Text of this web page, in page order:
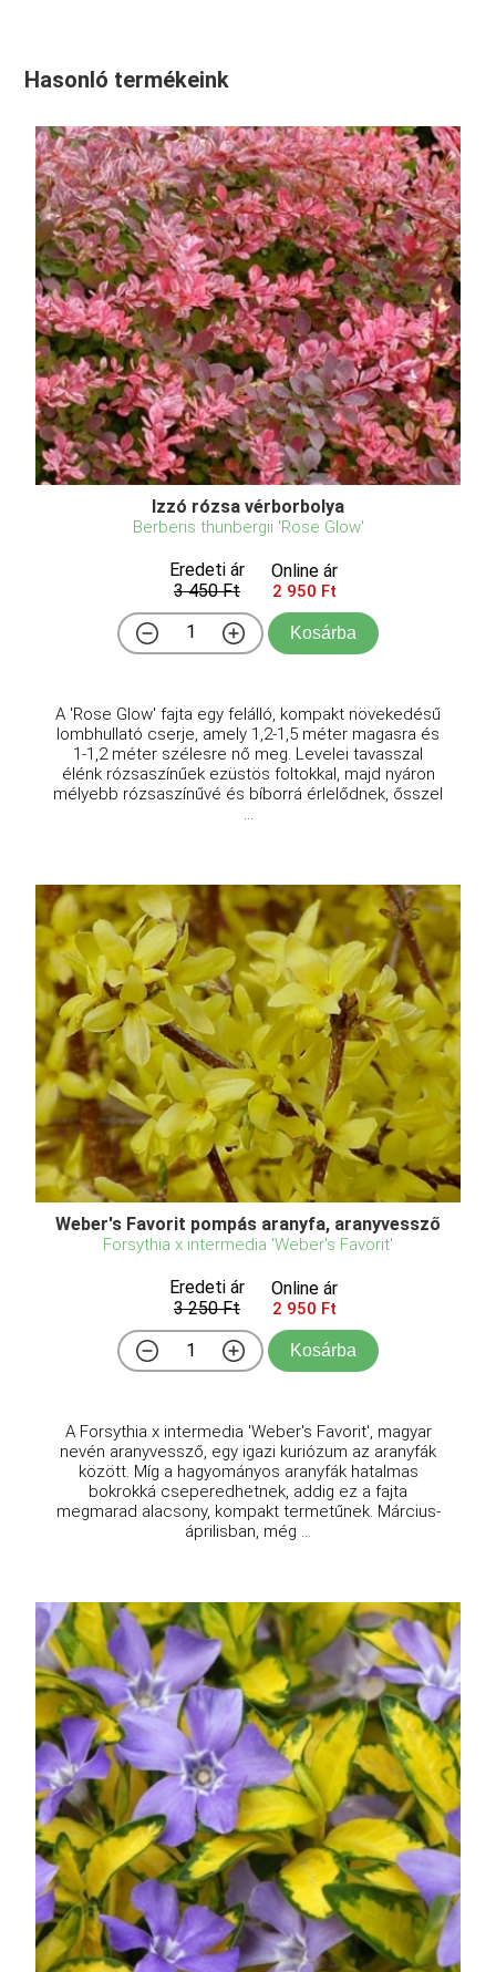
Hasonló termékeink
Izzó rózsa vérborbolya
Berberis thunbergii 'Rose Glow'
Eredeti ár
3 450 Ft
Online ár
2 950 Ft
Kosárba
A 'Rose Glow' fajta egy felálló, kompakt növekedésű
lombhullató cserje, amely 1,2-1,5 méter magasra és
1-1,2 méter szélesre nő meg. Levelei tavasszal
élénk rózsaszínűek ezüstös foltokkal, majd nyáron
mélyebb rózsaszínűvé és bíborrá érlelődnek, ősszel
...
Weber's Favorit pompás aranyfa, aranyvessző
Forsythia x intermedia 'Weber's Favorit'
Eredeti ár
3 250 Ft
Online ár
2 950 Ft
Kosárba
A Forsythia x intermedia 'Weber's Favorit', magyar
nevén aranyvessző, egy igazi kuriózum az aranyfák
között. Míg a hagyományos aranyfák hatalmas
bokrokká cseperedhetnek, addig ez a fajta
megmarad alacsony, kompakt termetűnek. Március-
áprilisban, még ...